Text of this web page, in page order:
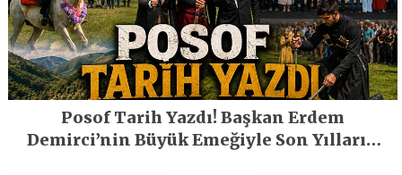
Posof Tarih Yazdı! Başkan Erdem
Demirci’nin Büyük Emeğiyle Son Yılların